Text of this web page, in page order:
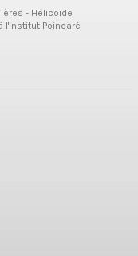
- Hélicoïde
l'institut Poincaré